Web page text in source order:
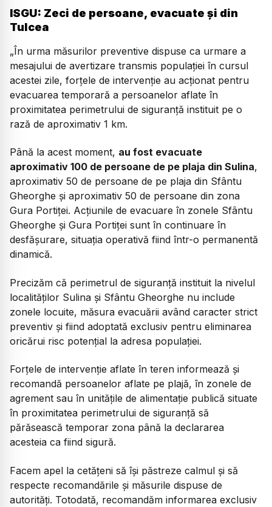
ISGU: Zeci de persoane, evacuate și din
Tulcea
„În urma măsurilor preventive dispuse ca urmare a
mesajului de avertizare transmis populației în cursul
acestei zile, forțele de intervenție au acționat pentru
evacuarea temporară a persoanelor aflate în
proximitatea perimetrului de siguranță instituit pe o
rază de aproximativ 1 km.
Până la acest moment, au fost evacuate
aproximativ 100 de persoane de pe plaja din Sulina,
aproximativ 50 de persoane de pe plaja din Sfântu
Gheorghe și aproximativ 50 de persoane din zona
Gura Portiței. Acțiunile de evacuare în zonele Sfântu
Gheorghe și Gura Portiței sunt în continuare în
desfășurare, situația operativă fiind într-o permanentă
dinamică.
Precizăm că perimetrul de siguranță instituit la nivelul
localităților Sulina și Sfântu Gheorghe nu include
zonele locuite, măsura evacuării având caracter strict
preventiv și fiind adoptată exclusiv pentru eliminarea
oricărui risc potențial la adresa populației.
Forțele de intervenție aflate în teren informează și
recomandă persoanelor aflate pe plajă, în zonele de
agrement sau în unitățile de alimentație publică situate
în proximitatea perimetrului de siguranță să
părăsească temporar zona până la declararea
acesteia ca fiind sigură.
Facem apel la cetățeni să își păstreze calmul și să
respecte recomandările și măsurile dispuse de
autorități. Totodată, recomandăm informarea exclusiv